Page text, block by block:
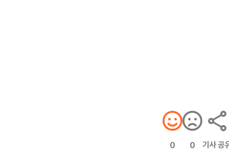
0 0 기사 공